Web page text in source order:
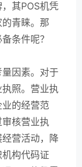
其POS机凭
青睐。那
条件呢？
因素。对于
照。营业执
的经营范
核营业执
营活动，降
构代码证